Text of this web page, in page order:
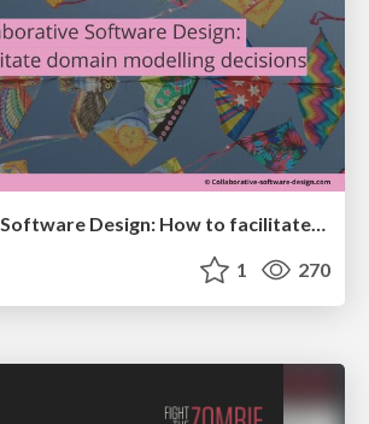
Collaborative Software Design: How to facilitate domain modelling decisions
1 270